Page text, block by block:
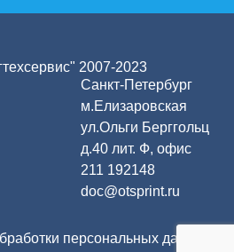
2007-2023
Санкт-Петербург
м.Елизаровская
ул.Ольги Берггольц
д.40 лит. Ф, офис
211 192148
doc@otsprint.ru
персональных данных